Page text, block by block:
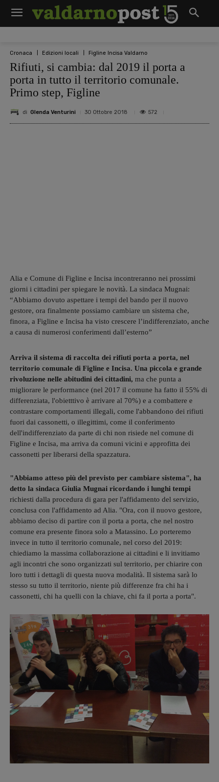
Cronaca Edizioni locali Figline Incisa Valdarno
Rifiuti, si cambia: dal 2019 il porta a
porta in tutto il territorio comunale.
Primo step, Figline
di Glenda Venturini 30 Ottobre 2018 572
Alia e Comune di Figline e Incisa incontreranno nei prossimi
giorni i cittadini per spiegare le novità. La sindaca Mugnai:
“Abbiamo dovuto aspettare i tempi del bando per il nuovo
gestore, ora finalmente possiamo cambiare un sistema che,
finora, a Figline e Incisa ha visto crescere l’indifferenziato, anche
a causa di numerosi conferimenti dall’esterno”
Arriva il sistema di raccolta dei rifiuti porta a porta, nel
territorio comunale di Figline e Incisa. Una piccola e grande
rivoluzione nelle abitudini dei cittadini, ma che punta a
migliorare le performance (nel 2017 il comune ha fatto il 55% di
differenziata, l'obietttivo è arrivare al 70%) e a combattere e
contrastare comportamenti illegali, come l'abbandono dei rifiuti
fuori dai cassonetti, o illegittimi, come il conferimento
dell'indifferenziato da parte di chi non risiede nel comune di
Figline e Incisa, ma arriva da comuni vicini e approfitta dei
cassonetti per liberarsi della spazzatura.
"Abbiamo atteso più del previsto per cambiare sistema", ha
detto la sindaca Giulia Mugnai ricordando i lunghi tempi
richiesti dalla procedura di gara per l'affidamento del servizio,
conclusa con l'affidamento ad Alia. "Ora, con il nuovo gestore,
abbiamo deciso di partire con il porta a porta, che nel nostro
comune era presente finora solo a Matassino. Lo porteremo
invece in tutto il territorio comunale, nel corso del 2019:
chiediamo la massima collaborazione ai cittadini e li invitiamo
agli incontri che sono organizzati sul territorio, per chiarire con
loro tutti i dettagli di questa nuova modalità. Il sistema sarà lo
stesso su tutto il territorio, niente più differenze fra chi ha i
cassonetti, chi ha quelli con la chiave, chi fa il porta a porta".